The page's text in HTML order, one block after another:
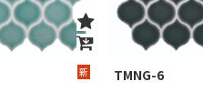
新 TMNG-6